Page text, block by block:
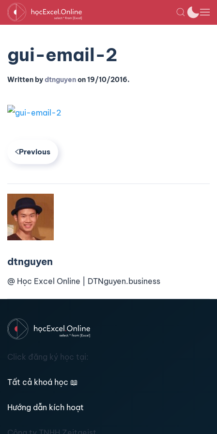
gui-email-2
Written bydtnguyenon19/10/2016.
Previous
dtnguyen
@ Học Excel Online | DTNguyen.business
Click đăng ký học tại:
Tất cả khoá học 📖
Hướng dẫn kích hoạt